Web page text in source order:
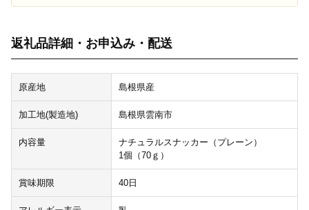
返礼品詳細・お申込み・配送
原産地 島根県産
加工地(製造地) 島根県雲南市
内容量
ナチュラルスナッカー（プレーン）
1個（70ｇ）
賞味期限 40日